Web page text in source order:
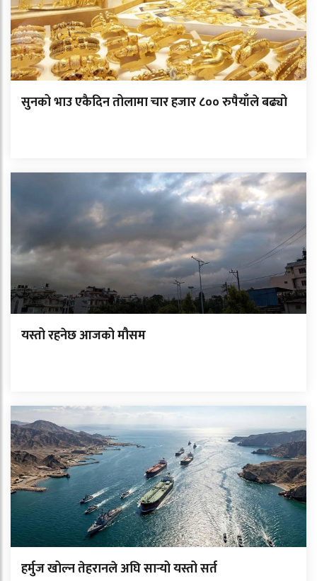
सुनको भाउ एकैदिन तोलामा चार हजार ८०० रुपैयाँले बढ्यो
यस्तो रहनेछ आजको मौसम
हर्मुज खोल्न तेहरानले अघि सार्‍यो यस्तो सर्त